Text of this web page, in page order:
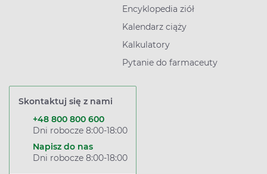
Encyklopedia ziół
Kalendarz ciąży
Kalkulatory
Pytanie do farmaceuty
Skontaktuj się z nami
+48 800 800 600
Dni robocze 8:00-18:00
Napisz do nas
Dni robocze 8:00-18:00